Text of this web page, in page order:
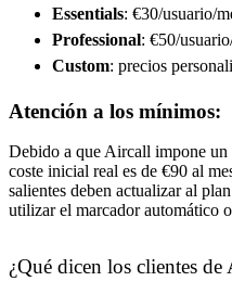
Essentials: €30/usuario/
Professional: €50/
Custom: precios
Atención a los mínimos:
Debido a que Aircall impone
coste inicial real es de €90 al
salientes deben actualizar al
utilizar el marcador automático
¿Qué dicen los clientes de